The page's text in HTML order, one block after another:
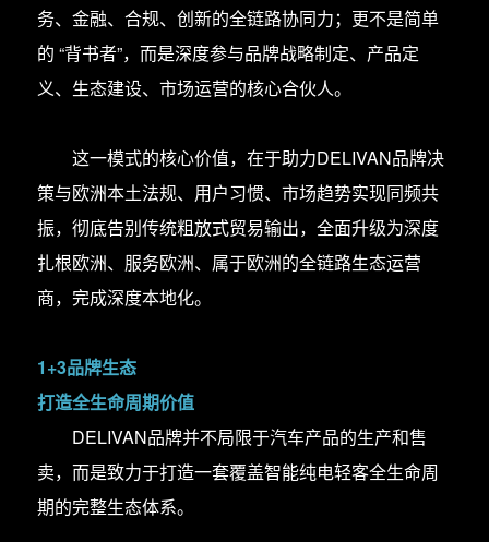
务、金融、合规、创新的全链路协同力；更不是简单
的 “背书者”，而是深度参与品牌战略制定、产品定
义、生态建设、市场运营的核心合伙人。
这一模式的核心价值，在于助力DELIVAN品牌决
策与欧洲本土法规、用户习惯、市场趋势实现同频共
振，彻底告别传统粗放式贸易输出，全面升级为深度
扎根欧洲、服务欧洲、属于欧洲的全链路生态运营
商，完成深度本地化。
1+3品牌生态
打造全生命周期价值
DELIVAN品牌并不局限于汽车产品的生产和售
卖，而是致力于打造一套覆盖智能纯电轻客全生命周
期的完整生态体系。